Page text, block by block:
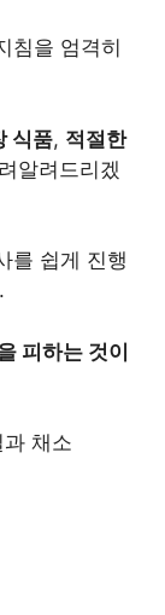
침을 엄격히
식품, 적절한
알려드리겠
를 쉽게 진행
피하는 것이
채소